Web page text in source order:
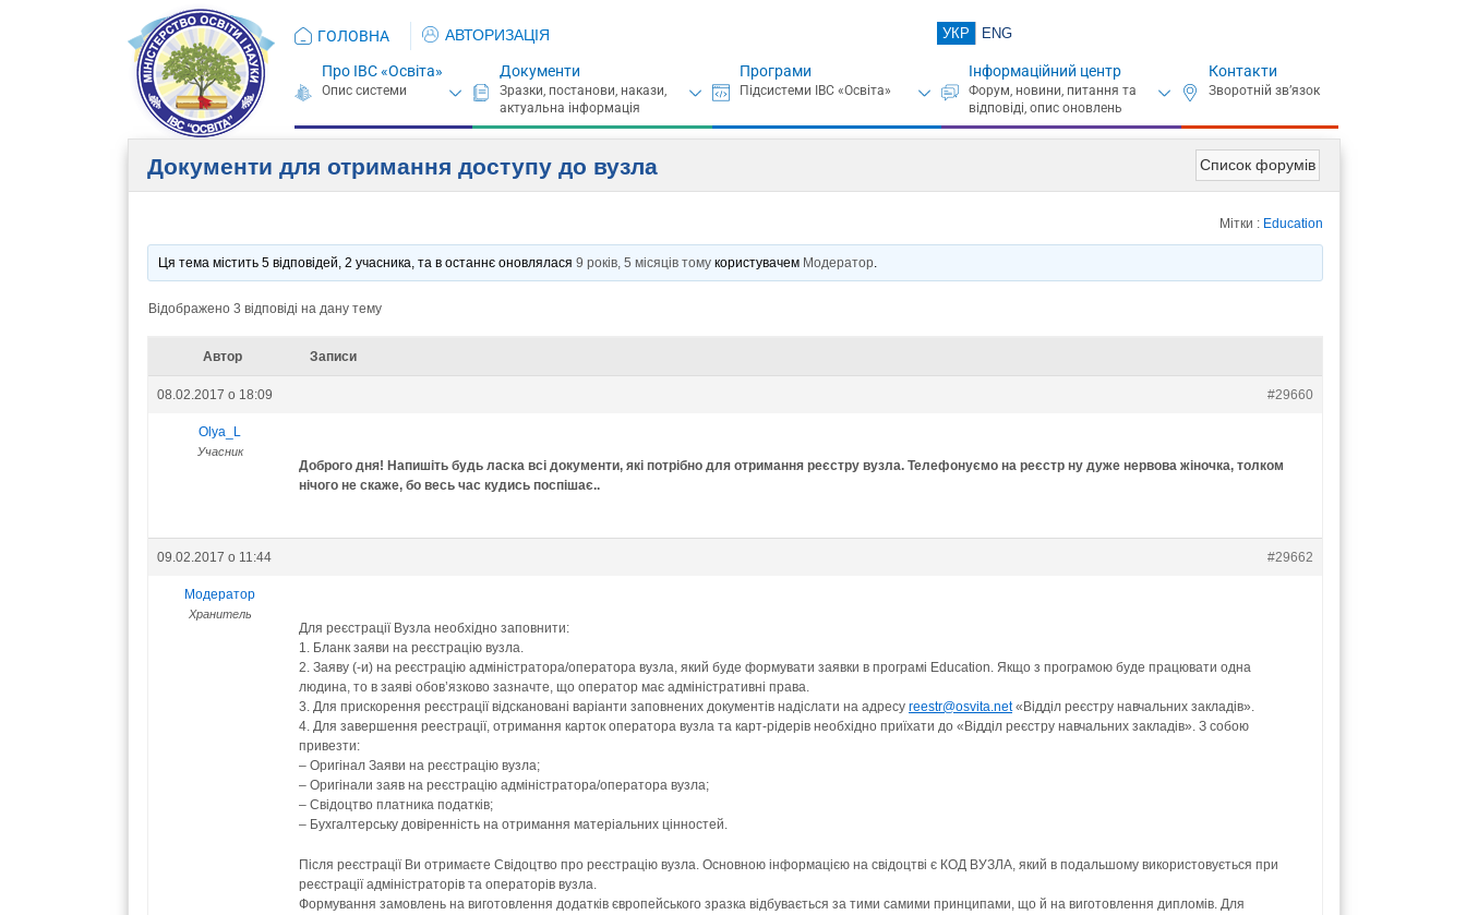
ГОЛОВНА АВТОРИЗАЦІЯ УКР ENG
Про ІВС «Освіта» Документи Програми Інформаційний центр Контакти
Список форумів
Документи для отримання доступу до вузла
Мітки : Education
Ця тема містить 5 відповідей, 2 учасника, та в останнє оновлялася9 років, 5 місяців тому користувачем Модератор
Відображено 3 відповіді на дану тему
Автор Записи
08.02.2017 о 18:09 #29660
Olya_L
Учасник
Доброго дня! Напишіть будь ласка всі документи, які потрібно для отримання реєстру вузла. Телефонуємо на реєстр ну дуже нервова жіночка, толком
нічого не скаже, бо весь час кудись поспішає..
09.02.2017 о 11:44 #29662
Модератор
Хранитель
Для реєстрації Вузла необхідно заповнити:
1. Бланк заяви на реєстрацію вузла.
2. Заяву (-и) на реєстрацію адміністратора/оператора вузла, який буде формувати заявки в програмі Education. Якщо з програмою буде працювати одна
людина, то в заяві обов’язково зазначте, що оператор має адміністративні права.
3. Для прискорення реєстрації відскановані варіанти заповнених документів надіслати на адресу reestr@osvita.net«Відділ реєстру навчальних закладів».
4. Для завершення реестрації, отримання карток оператора вузла та карт-рідерів необхідно приїхати до «Відділ реєстру навчальних закладів». З собою
привезти:
– Оригінал Заяви на реєстрацію вузла;
– Оригінали заяв на реєстрацію адміністратора/оператора вузла;
– Свідоцтво платника податків;
– Бухгалтерську довіренність на отримання матеріальних цінностей.
Після реєстрації Ви отримаєте Свідоцтво про реєстрацію вузла. Основною інформацією на свідоцтві є КОД ВУЗЛА, який в подальшому використовується при
реєстрації адміністраторів та операторів вузла.
Формування замовлень на виготовлення додатків європейського зразка відбувається за тими самими принципами, що й на виготовлення дипломів. Для